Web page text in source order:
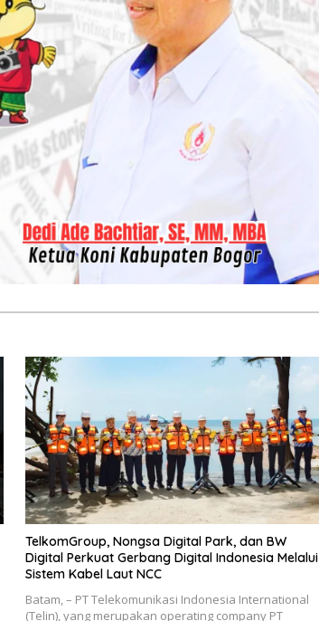
TelkomGroup, Nongsa Digital Park, dan BW
Digital Perkuat Gerbang Digital Indonesia Melalui
Sistem Kabel Laut NCC
Batam, – PT Telekomunikasi Indonesia International
(Telin), yang merupakan operating company PT